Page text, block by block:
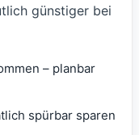
günstiger bei
– planbar
spürbar sparen